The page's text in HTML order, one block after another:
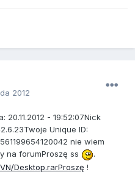
2012
20.11.2012 - 19:52:07Nick
Unique ID:
nie wiem
na forumProszę ss
.
Desktop.rarProszę !